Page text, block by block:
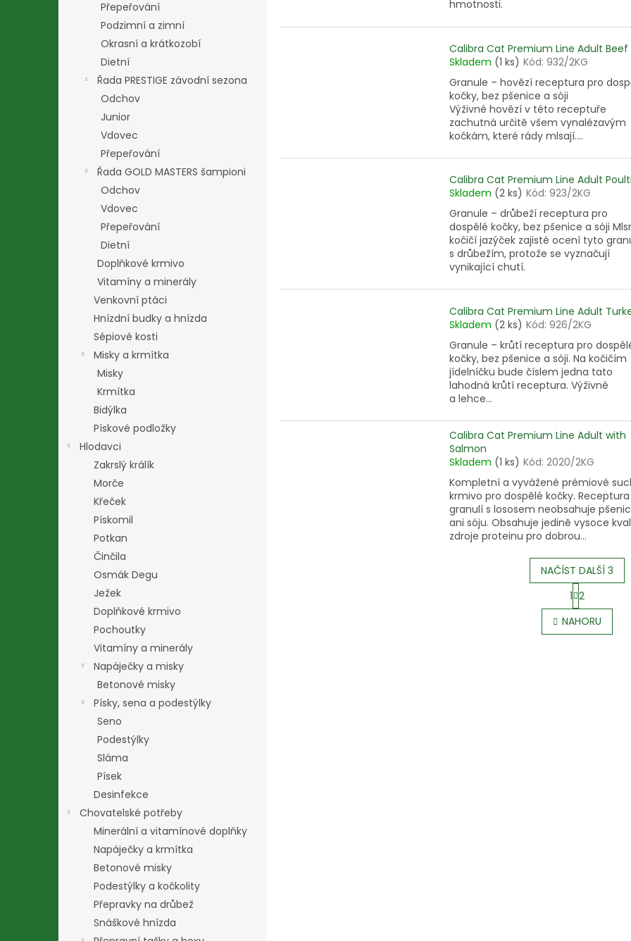
Přepeřování
Podzimní a zimní
Okrasní a krátkozobí
Dietní
Řada PRESTIGE závodní sezona
Odchov
Junior
Vdovec
Přepeřování
Řada GOLD MASTERS šampioni
Odchov
Vdovec
Přepeřování
Dietní
Doplňkové krmivo
Vitamíny a minerály
Venkovní ptáci
Hnízdní budky a hnízda
Sépiové kosti
Misky a krmítka
Misky
Krmítka
Bidýlka
Pískové podložky
Hlodavci
Zakrslý králík
Morče
Křeček
Pískomil
Potkan
Činčila
Osmák Degu
Ježek
Doplňkové krmivo
Pochoutky
Vitamíny a minerály
Napáječky a misky
Betonové misky
Písky, sena a podestýlky
Seno
Podestýlky
Sláma
Písek
Desinfekce
Chovatelské potřeby
Minerální a vitamínové doplňky
Napáječky a krmítka
Betonové misky
Podestýlky a kočkolity
Přepravky na drůbež
Snáškové hnízda
hmotnosti.
Calibra Cat Premium Line Adult Beef
Skladem (1 ks) Kód: 932/2KG
Granule – hovězí receptura pro
kočky, bez pšenice a sóji
Výživné hovězí v této receptuře
zachutná určitě všem vynalézavým
kočkám, které rády mlsají....
Calibra Cat Premium Line Adult
Skladem (2 ks) Kód: 923/2KG
Granule – drůbeží receptura pro
dospělé kočky, bez pšenice a sóji
kočičí jazýček zajisté ocení tyto
s drůbežím, protože se vyznačují
vynikající chutí.
Calibra Cat Premium Line Adult
Skladem (2 ks) Kód: 926/2KG
Granule – krůtí receptura pro
kočky, bez pšenice a sóji. Na kočičím
jídelníčku bude číslem jedna tato
lahodná krůtí receptura. Výživné
a lehce...
Calibra Cat Premium Line Adult with
Salmon
Skladem (1 ks) Kód: 2020/2KG
Kompletní a vyvážené prémiové
krmivo pro dospělé kočky. Receptura
granulí s lososem neobsahuje
ani sóju. Obsahuje jedině vysoce
zdroje proteinu pro dobrou...
O
v
NAČÍST DALŠÍ 3
S
t
r
á
n
1 2
NAHORU